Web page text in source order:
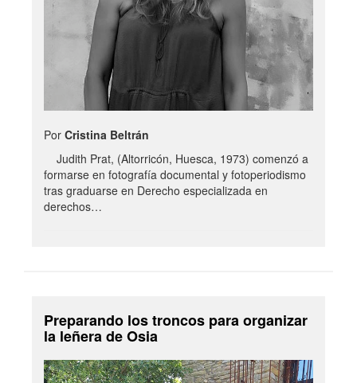
Por Cristina Beltrán
Judith Prat, (Altorricón, Huesca, 1973) comenzó a
formarse en fotografía documental y fotoperiodismo
tras graduarse en Derecho especializada en
derechos…
Preparando los troncos para organizar
la leñera de Osia